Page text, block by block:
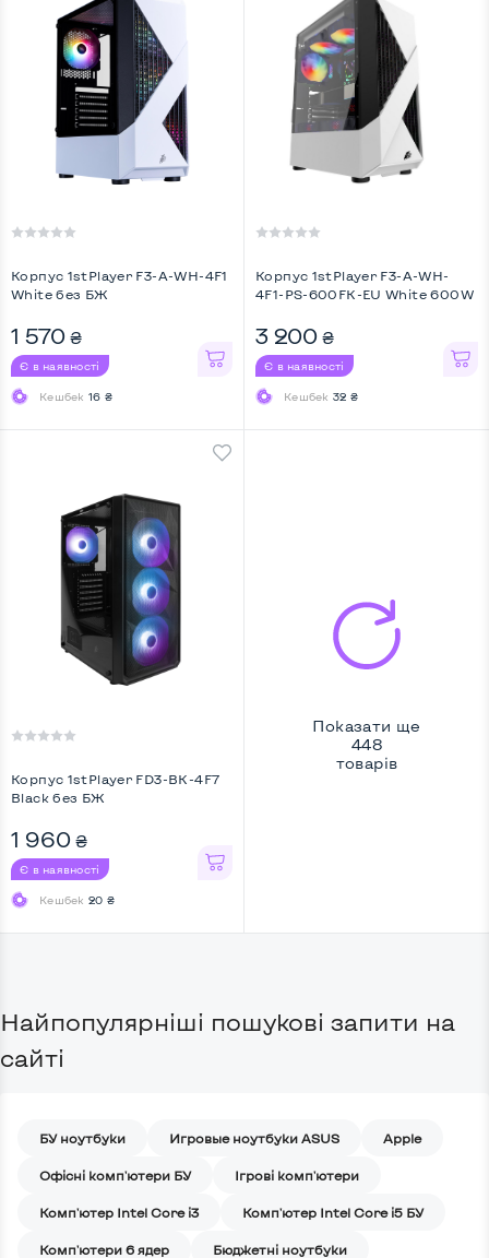
Корпус 1stPlayer F3-A-WH-4F1
White без БЖ
1 570 ₴
Є в наявності
Кешбек 16 ₴
Корпус 1stPlayer F3-A-WH-
4F1-PS-600FK-EU White 600W
3 200 ₴
Є в наявності
Кешбек 32 ₴
Корпус 1stPlayer FD3-BK-4F7
Black без БЖ
1 960 ₴
Є в наявності
Кешбек 20 ₴
Показати ще
448
товарів
Найпопулярніші пошукові запити на
сайті
БУ ноутбуки Игровые ноутбуки ASUS Apple
Офісні комп'ютери БУ Ігрові комп'ютери
Комп'ютер Intel Core i3 Комп'ютер Intel Core i5 БУ
Комп'ютери 6 ядер Бюджетні ноутбуки